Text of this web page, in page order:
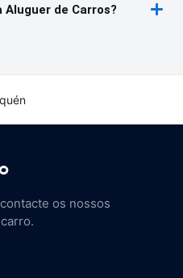
de Carros?
os nossos